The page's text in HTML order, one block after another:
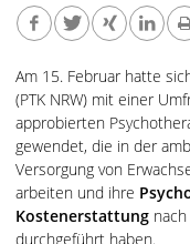
Am 15. Februar hatte
(PTK NRW) mit einer
approbierten
gewendet, die in der
Versorgung von
arbeiten und ihre
Kostenerstattung
durchgeführt haben.